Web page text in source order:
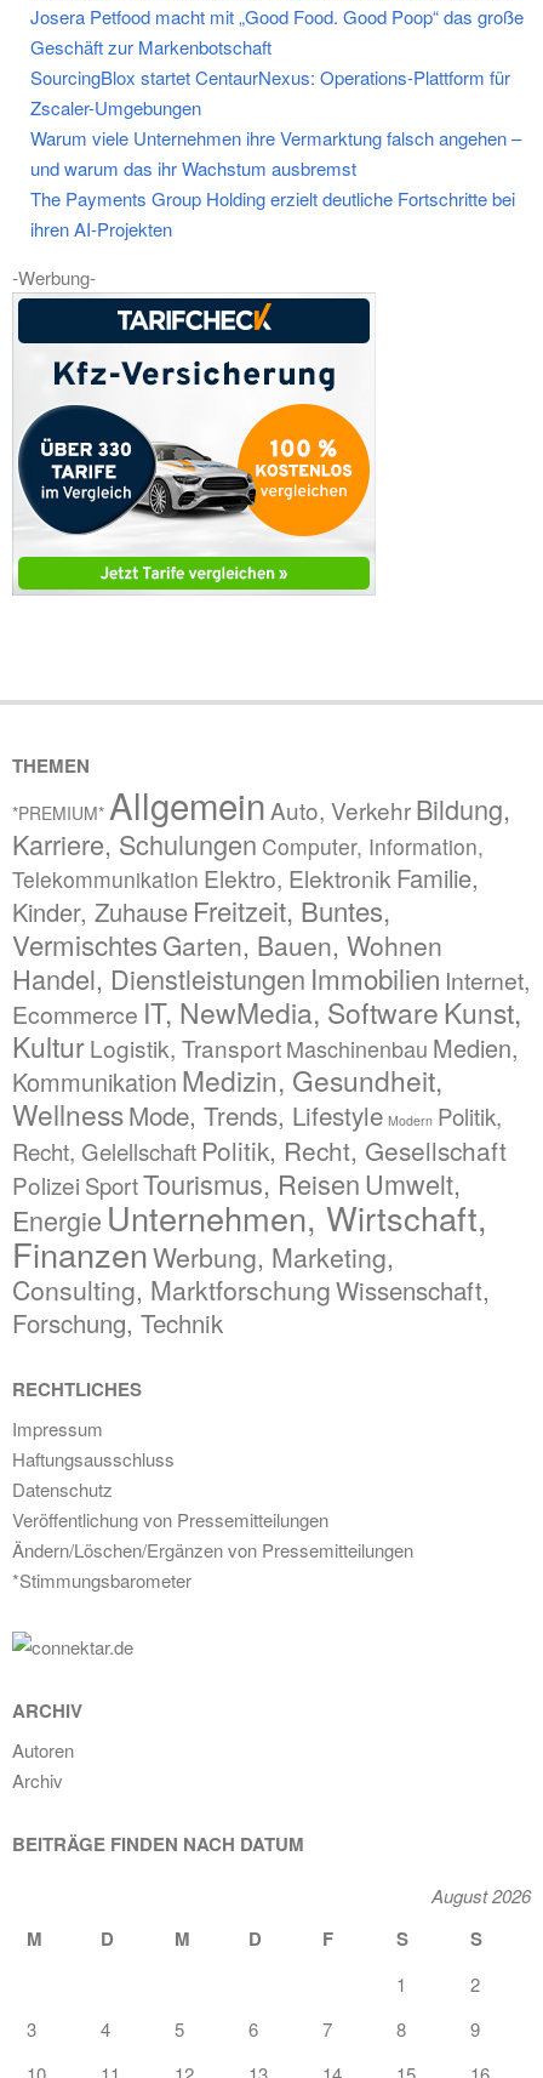
Josera Petfood macht mit „Good Food. Good Poop“ das große
Geschäft zur Markenbotschaft
SourcingBlox startet CentaurNexus: Operations-Plattform für
Zscaler-Umgebungen
Warum viele Unternehmen ihre Vermarktung falsch angehen –
und warum das ihr Wachstum ausbremst
The Payments Group Holding erzielt deutliche Fortschritte bei
ihren AI-Projekten
-Werbung-
THEMEN
*PREMIUM* Allgemein Auto, VerkehrBildung,
Karriere, Schulungen Computer, Information,
Telekommunikation Elektro, Elektronik Familie,
Kinder, Zuhause Freitzeit, Buntes,
Vermischtes Garten, Bauen, Wohnen
Handel, Dienstleistungen Immobilien Internet,
Ecommerce IT, NewMedia, SoftwareKunst,
KulturLogistik, TransportMaschinenbau Medien,
Kommunikation Medizin, Gesundheit,
WellnessMode, Trends, Lifestyle Modern Politik,
Recht, Gelellschaft Politik, Recht, Gesellschaft
Polizei SportTourismus, Reisen Umwelt,
Energie Unternehmen, Wirtschaft,
FinanzenWerbung, Marketing,
Consulting, MarktforschungWissenschaft,
Forschung, Technik
RECHTLICHES
Impressum
Haftungsausschluss
Datenschutz
Veröffentlichung von Pressemitteilungen
Ändern/Löschen/Ergänzen von Pressemitteilungen
*Stimmungsbarometer
ARCHIV
Autoren
Archiv
BEITRÄGE FINDEN NACH DATUM
August 2026
M D M D F S S
1
2
3
4 5 6 7 8
9